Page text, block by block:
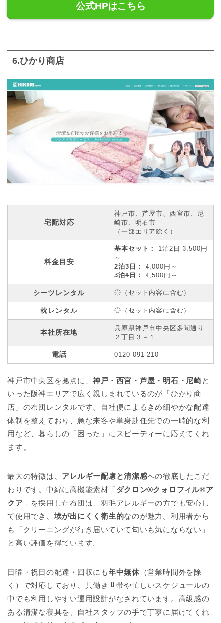
公式HPはこちら
6.ひかり商店
宅配対応
神戸市、芦屋市、西宮市、尼
崎市、明石市
（一部エリア除く）
料金目安
基本セット：
1泊2日 3,500円
～
2泊3日：
4,000円～
3泊4日：
4,500円～
シーツレンタル ◎（セット内容に含む）
枕レンタル ◎（セット内容に含む）
本社所在地
兵庫県神戸市中央区多聞通り
２丁目３－１
電話 0120-091-210
神戸市中央区を拠点に、神戸・西宮・芦屋・明石・尼崎と
いった阪神エリアで広く親しまれているのが「ひかり商
店」の布団レンタルです。自社便によるきめ細やかな配達
体制を整えており、急な来客や単身赴任先での一時的な利
用など、暮らしの「困った」にスピーディーに応えてくれ
ます。
最大の特徴は、 アレルギー配慮と清潔感への徹底したこだ
わりです。中綿に高機能素材「ダクロン®クォロフィル®ア
クア 」を採用した布団は、羽毛アレルギーの方でも安心し
て使用でき、 埃が出にくく衛生的なのが魅力。利用者から
も「クリーニングが行き届いていて匂いも気にならない」
と高い評価を得ています。
日曜・祝日の配達・回収にも年中無休（営業時間外を除
く）で対応しており、共働き世帯や忙しいスケジュールの
中でも利用しやすい運用設計がなされています。高級感の
ある清潔な寝具を、自社スタッフの手で丁寧に届けてくれ